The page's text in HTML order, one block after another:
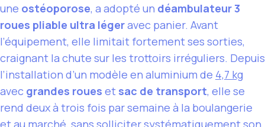
une ostéoporose, a adopté un déambulateur 3
roues pliable ultra légeravec panier. Avant
l’équipement, elle limitait fortement ses sorties,
craignant la chute sur les trottoirs irréguliers. Depuis
l’installation d’un modèle en aluminium de 4,7 kg
avec grandes roues et sac de transport, elle se
rend deux à trois fois par semaine à la boulangerie
et au marché, sans solliciter systématiquement son